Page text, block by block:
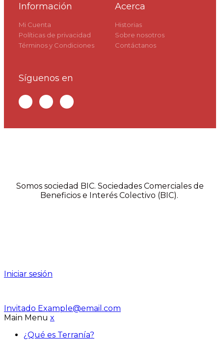
Información
Mi Cuenta
Políticas de privacidad
Términos y Condiciones
Acerca
Historias
Sobre nosotros
Contáctanos
Síguenos en
Somos sociedad BIC. Sociedades Comerciales de
Beneficios e Interés Colectivo (BIC).
Iniciar sesión
Invitado Example@email.com
Main Menu x
¿Qué es Terranía?